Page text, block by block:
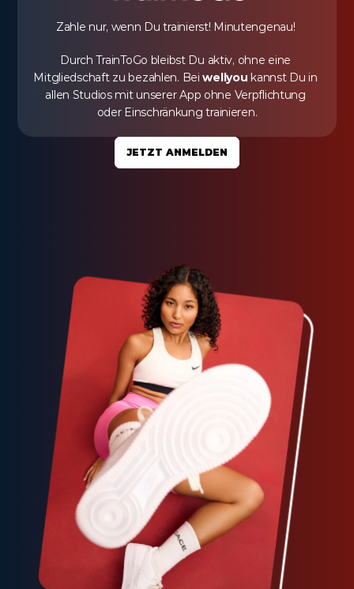
Zahle nur, wenn Du trainierst! Minutengenau!
Durch TrainToGo bleibst Du aktiv, ohne eine
Mitgliedschaft zu bezahlen. Bei wellyou kannst Du in
allen Studios mit unserer App ohne Verpflichtung
oder Einschränkung trainieren.
JETZT ANMELDEN